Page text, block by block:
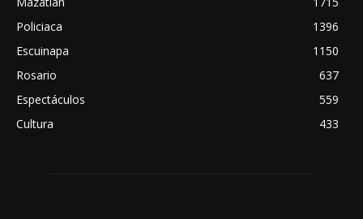
Policiaca
1396
Escuinapa
1150
Rosario
637
Espectáculos
559
Cultura
433